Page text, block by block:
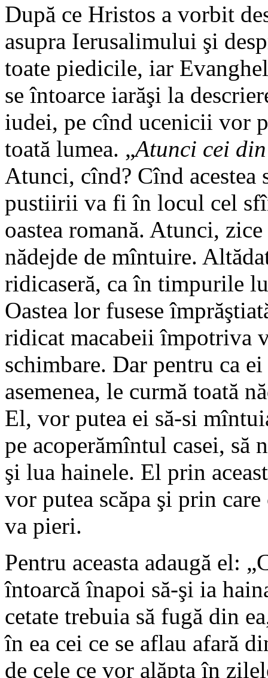
După ce Hristos a vorbit
asupra Ierusalimului şi
toate piedicile, iar
se întoarce iarăşi la
iudei, pe cînd ucenicii vor
toată lumea. „Atunci cei
Atunci, cînd? Cînd
pustiirii va fi în locul cel
oastea romană. Atunci,
nădejde de mîntuire.
ridicaseră, ca în timpurile
Oastea lor fusese
ridicat macabeii împotriva
schimbare. Dar pentru ca
asemenea, le curmă toată
El, vor putea ei să-si
pe acoperămîntul casei, să
şi lua hainele. El prin
vor putea scăpa şi prin
va pieri.
Pentru aceasta adaugă el:
întoarcă înapoi să-şi ia
cetate trebuia să fugă din
în ea cei ce se aflau afară
de cele ce vor alăpta în